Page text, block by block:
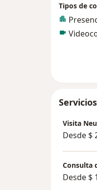
Tipos de
Visita
Desde $
Consulta
Desde $